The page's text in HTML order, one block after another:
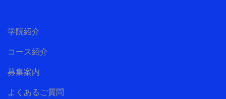
学院紹介
コース紹介
募集案内
よくあるご質問